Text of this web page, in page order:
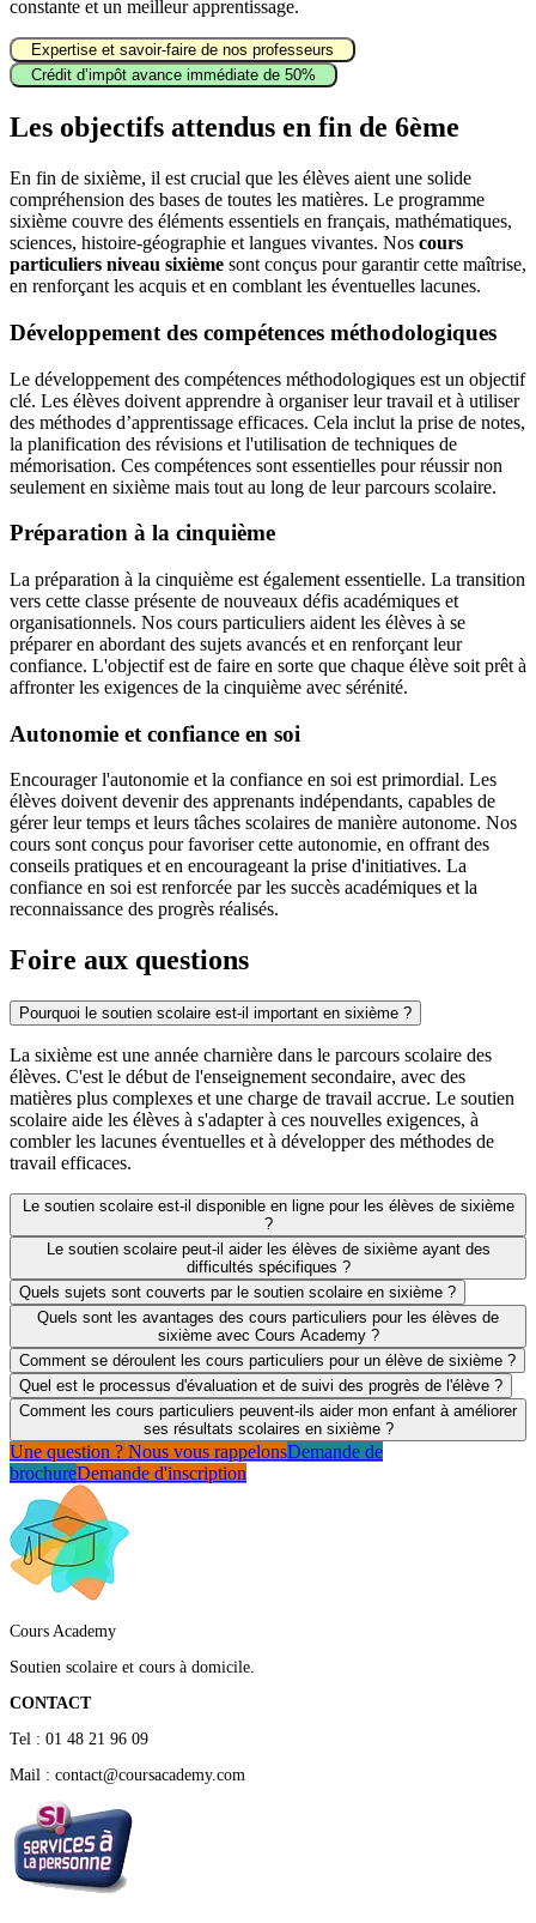
constante et un meilleur apprentissage.
Expertise et savoir-faire de nos professeurs
Crédit d’impôt avance immédiate de 50%
Les objectifs attendus en fin de 6ème
En fin de sixième, il est crucial que les élèves aient une solide
compréhension des bases de toutes les matières. Le programme
sixième couvre des éléments essentiels en français, mathématiques,
sciences, histoire-géographie et langues vivantes. Nos cours
particuliers niveau sixième sont conçus pour garantir cette maîtrise,
en renforçant les acquis et en comblant les éventuelles lacunes.
Développement des compétences méthodologiques
Le développement des compétences méthodologiques est un objectif
clé. Les élèves doivent apprendre à organiser leur travail et à utiliser
des méthodes d’apprentissage efficaces. Cela inclut la prise de notes,
la planification des révisions et l'utilisation de techniques de
mémorisation. Ces compétences sont essentielles pour réussir non
seulement en sixième mais tout au long de leur parcours scolaire.
Préparation à la cinquième
La préparation à la cinquième est également essentielle. La transition
vers cette classe présente de nouveaux défis académiques et
organisationnels. Nos cours particuliers aident les élèves à se
préparer en abordant des sujets avancés et en renforçant leur
confiance. L'objectif est de faire en sorte que chaque élève soit prêt à
affronter les exigences de la cinquième avec sérénité.
Autonomie et confiance en soi
Encourager l'autonomie et la confiance en soi est primordial. Les
élèves doivent devenir des apprenants indépendants, capables de
gérer leur temps et leurs tâches scolaires de manière autonome. Nos
cours sont conçus pour favoriser cette autonomie, en offrant des
conseils pratiques et en encourageant la prise d'initiatives. La
confiance en soi est renforcée par les succès académiques et la
reconnaissance des progrès réalisés.
Foire aux questions
Pourquoi le soutien scolaire est-il important en sixième ?
La sixième est une année charnière dans le parcours scolaire des
élèves. C'est le début de l'enseignement secondaire, avec des
matières plus complexes et une charge de travail accrue. Le soutien
scolaire aide les élèves à s'adapter à ces nouvelles exigences, à
combler les lacunes éventuelles et à développer des méthodes de
travail efficaces.
Le soutien scolaire est-il disponible en ligne pour les élèves de sixième
?
Le soutien scolaire peut-il aider les élèves de sixième ayant des
difficultés spécifiques ?
Quels sujets sont couverts par le soutien scolaire en sixième ?
Quels sont les avantages des cours particuliers pour les élèves de
sixième avec Cours Academy ?
Comment se déroulent les cours particuliers pour un élève de sixième ?
Quel est le processus d'évaluation et de suivi des progrès de l'élève ?
Comment les cours particuliers peuvent-ils aider mon enfant à améliorer
ses résultats scolaires en sixième ?
Une question ? Nous vous rappelonsDemande de
brochureDemande d'inscription
Cours Academy
Soutien scolaire et cours à domicile.
CONTACT
Tel : 01 48 21 96 09
Mail : contact@coursacademy.com